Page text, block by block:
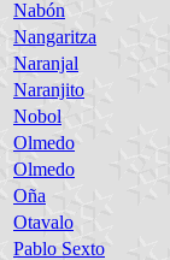
Nabón
Nangaritza
Naranjal
Naranjito
Nobol
Olmedo
Olmedo
Oña
Otavalo
Pablo Sexto